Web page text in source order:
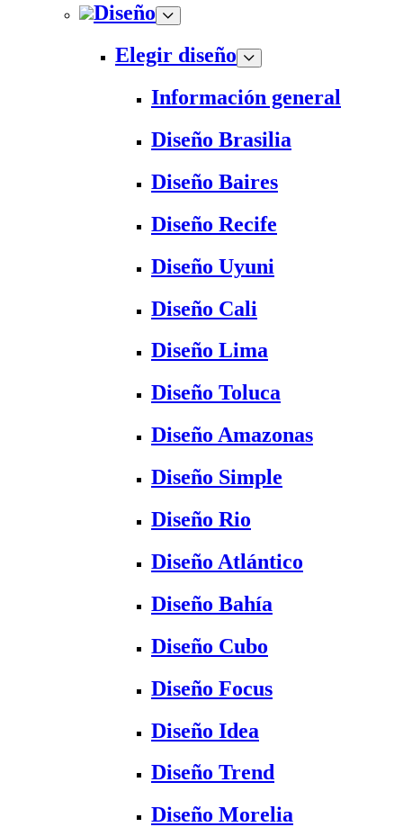
Diseño
Elegir diseño
Información general
Diseño Brasilia
Diseño Baires
Diseño Recife
Diseño Uyuni
Diseño Cali
Diseño Lima
Diseño Toluca
Diseño Amazonas
Diseño Simple
Diseño Rio
Diseño Atlántico
Diseño Bahía
Diseño Cubo
Diseño Focus
Diseño Idea
Diseño Trend
Diseño Morelia